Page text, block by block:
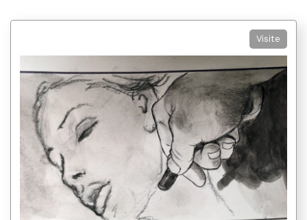
Visite